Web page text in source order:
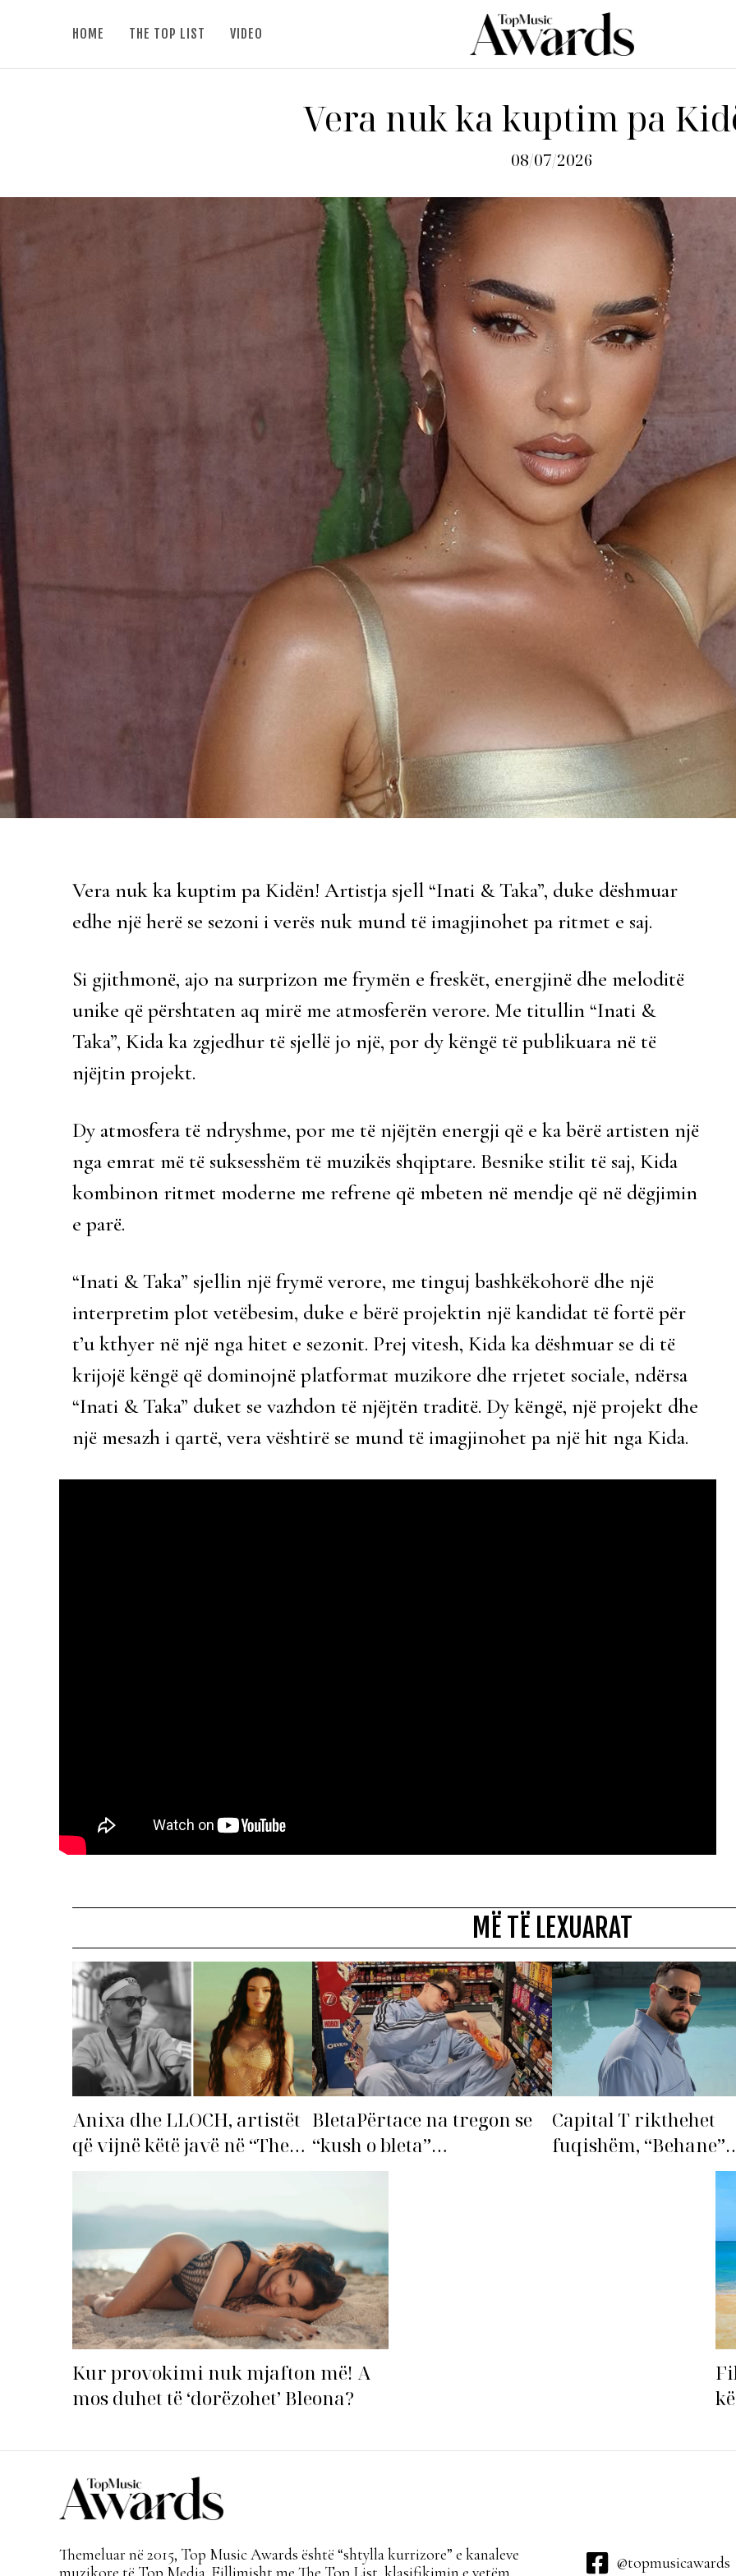
HOME THE TOP LIST VIDEO
Vera nuk ka kuptim pa
08/07/2026
Vera nuk ka kuptim pa Kidën! Artistja sjell “Inati & Taka”, duke dëshmuar
edhe një herë se sezoni i verës nuk mund të imagjinohet pa ritmet e saj.
Si gjithmonë, ajo na surprizon me frymën e freskët, energjinë dhe meloditë
unike që përshtaten aq mirë me atmosferën verore. Me titullin “Inati &
Taka”, Kida ka zgjedhur të sjellë jo një, por dy këngë të publikuara në të
njëjtin projekt.
Dy atmosfera të ndryshme, por me të njëjtën energji që e ka bërë artisten një
nga emrat më të suksesshëm të muzikës shqiptare. Besnike stilit të saj, Kida
kombinon ritmet moderne me refrene që mbeten në mendje që në dëgjimin
e parë.
“Inati & Taka” sjellin një frymë verore, me tinguj bashkëkohorë dhe një
interpretim plot vetëbesim, duke e bërë projektin një kandidat të fortë për
t’u kthyer në një nga hitet e sezonit. Prej vitesh, Kida ka dëshmuar se di të
krijojë këngë që dominojnë platformat muzikore dhe rrjetet sociale, ndërsa
“Inati & Taka” duket se vazhdon të njëjtën traditë. Dy këngë, një projekt dhe
një mesazh i qartë, vera vështirë se mund të imagjinohet pa një hit nga Kida.
MË TË LEXUARAT
Anixa dhe LLOCH, artistët
që vijnë këtë javë në “The
BletaPërtace na tregon se
“kush o bleta”…
Capital T rikthehet
fuqishëm, “Behane”
premton të bëhet
Kur provokimi nuk mjafton më! A
mos duhet të ‘dorëzohet’ Bleona?
Themeluar në 2015, Top Music Awards është “shtylla kurrizore” e kanaleve
@topmusicawards